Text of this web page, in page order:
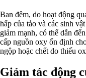
Ban đêm, do hoạt động
hấp của tảo và các sinh
giảm mạnh, có thể dẫn
cấp nguồn oxy ổn định
ngộp hoặc chết do thiếu
Giảm tác động